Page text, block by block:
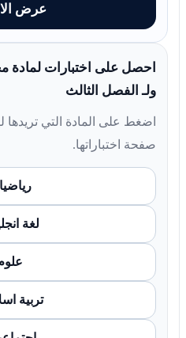
عرض
احصل على اختبارات لمادة
ولـ الفصل الثالث
اضغط على المادة التي تريدها
صفحة اختباراتها.
لغة
علوم
تربية